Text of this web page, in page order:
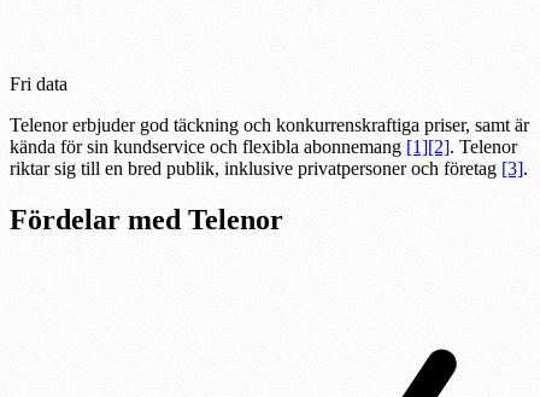
Fri data
Telenor erbjuder god täckning och konkurrenskraftiga priser, samt är
kända för sin kundservice och flexibla abonnemang [1][2]. Telenor
riktar sig till en bred publik, inklusive privatpersoner och företag [3].
Fördelar med Telenor